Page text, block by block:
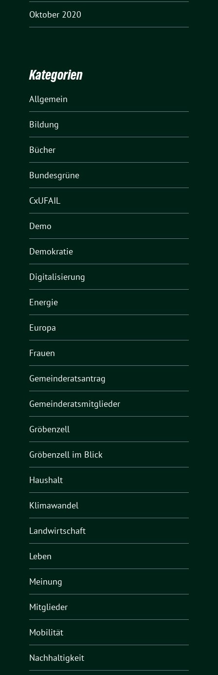
Oktober 2020
Kategorien
Allgemein
Bildung
Bücher
Bundesgrüne
CxUFAIL
Demo
Demokratie
Digitalisierung
Energie
Europa
Frauen
Gemeinderatsantrag
Gemeinderatsmitglieder
Gröbenzell
Gröbenzell im Blick
Haushalt
Klimawandel
Landwirtschaft
Leben
Meinung
Mitglieder
Mobilität
Nachhaltigkeit